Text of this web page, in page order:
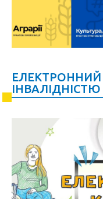
ЕЛЕКТРОННИЙ
ІНВАЛІДНІСТЮ